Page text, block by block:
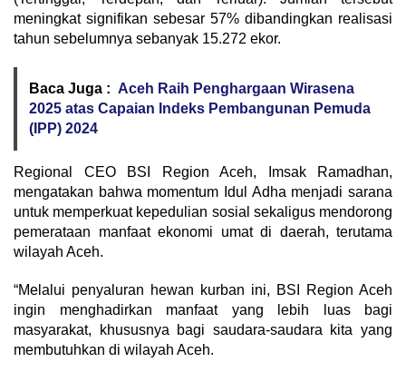
meningkat signifikan sebesar 57% dibandingkan realisasi
tahun sebelumnya sebanyak 15.272 ekor.
Baca Juga : Aceh Raih Penghargaan Wirasena
2025 atas Capaian Indeks Pembangunan Pemuda
(IPP) 2024
Regional CEO BSI Region Aceh, Imsak Ramadhan,
mengatakan bahwa momentum Idul Adha menjadi sarana
untuk memperkuat kepedulian sosial sekaligus mendorong
pemerataan manfaat ekonomi umat di daerah, terutama
wilayah Aceh.
“Melalui penyaluran hewan kurban ini, BSI Region Aceh
ingin menghadirkan manfaat yang lebih luas bagi
masyarakat, khususnya bagi saudara-saudara kita yang
membutuhkan di wilayah Aceh.